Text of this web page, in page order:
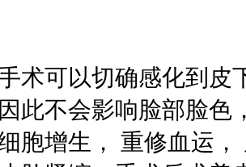
术可以切确感化到皮
此不会影响脸部脸色
胞增生， 重修血运